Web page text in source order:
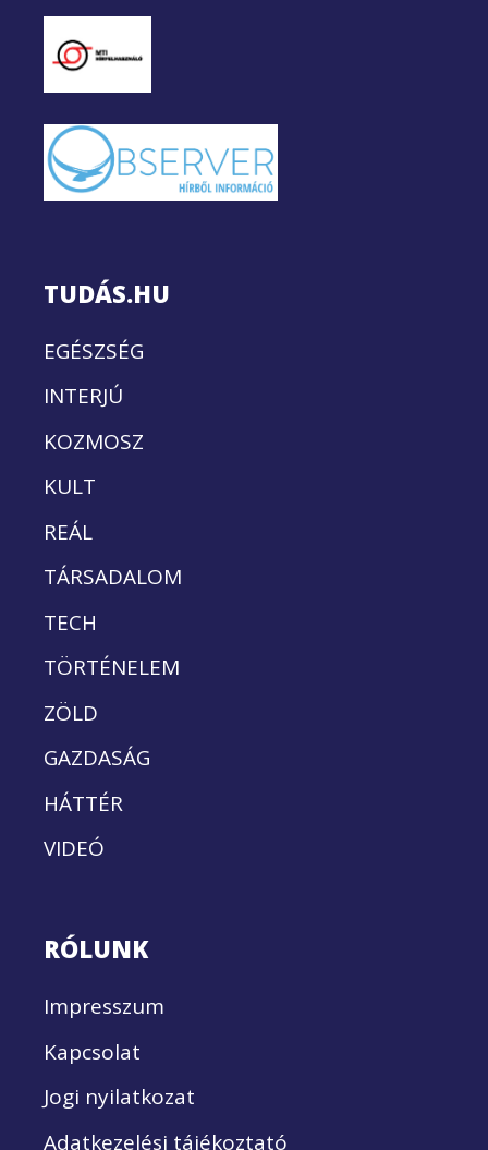
TUDÁS.HU
EGÉSZSÉG
INTERJÚ
KOZMOSZ
KULT
REÁL
TÁRSADALOM
TECH
TÖRTÉNELEM
ZÖLD
GAZDASÁG
HÁTTÉR
VIDEÓ
RÓLUNK
Impresszum
Kapcsolat
Jogi nyilatkozat
Adatkezelési tájékoztató